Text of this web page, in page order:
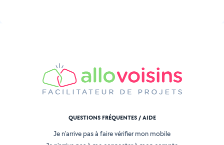
QUESTIONS FRÉQUENTES / AIDE
Je n'arrive pas à faire vérifier mon mobile